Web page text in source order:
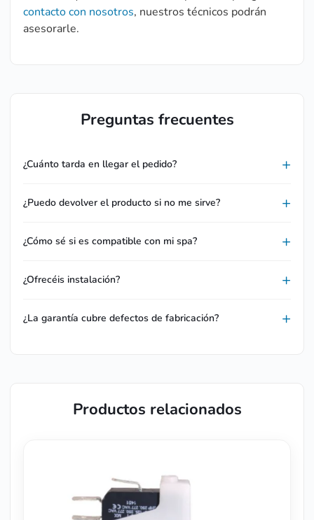
contacto con nosotros, nuestros técnicos podrán
asesorarle.
Preguntas frecuentes
¿Cuánto tarda en llegar el pedido?
¿Puedo devolver el producto si no me sirve?
¿Cómo sé si es compatible con mi spa?
¿Ofrecéis instalación?
¿La garantía cubre defectos de fabricación?
Productos relacionados